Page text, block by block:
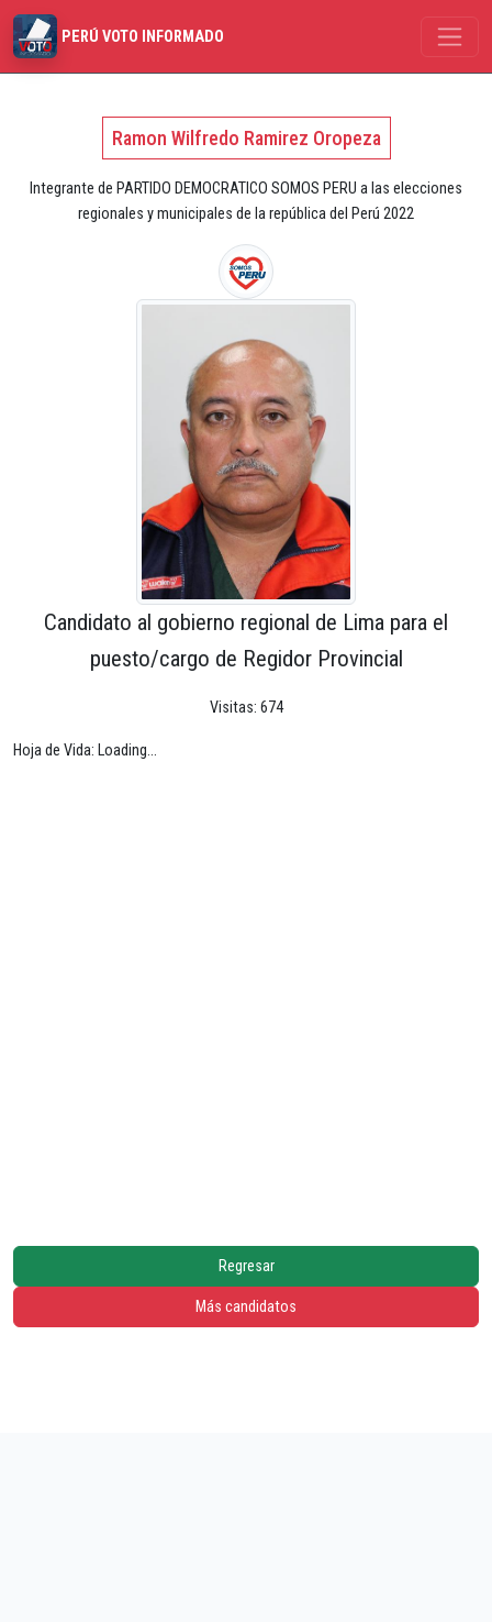
PERÚ VOTO INFORMADO
Ramon Wilfredo Ramirez Oropeza
Integrante de PARTIDO DEMOCRATICO SOMOS PERU a las elecciones
regionales y municipales de la república del Perú 2022
Candidato al gobierno regional de Lima para el
puesto/cargo de Regidor Provincial
Visitas: 674
Hoja de Vida: Loading...
Regresar
Más candidatos